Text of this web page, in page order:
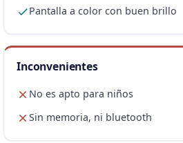
Pantalla a color con buen brillo
Inconvenientes
No es apto para niños
Sin memoria, ni bluetooth